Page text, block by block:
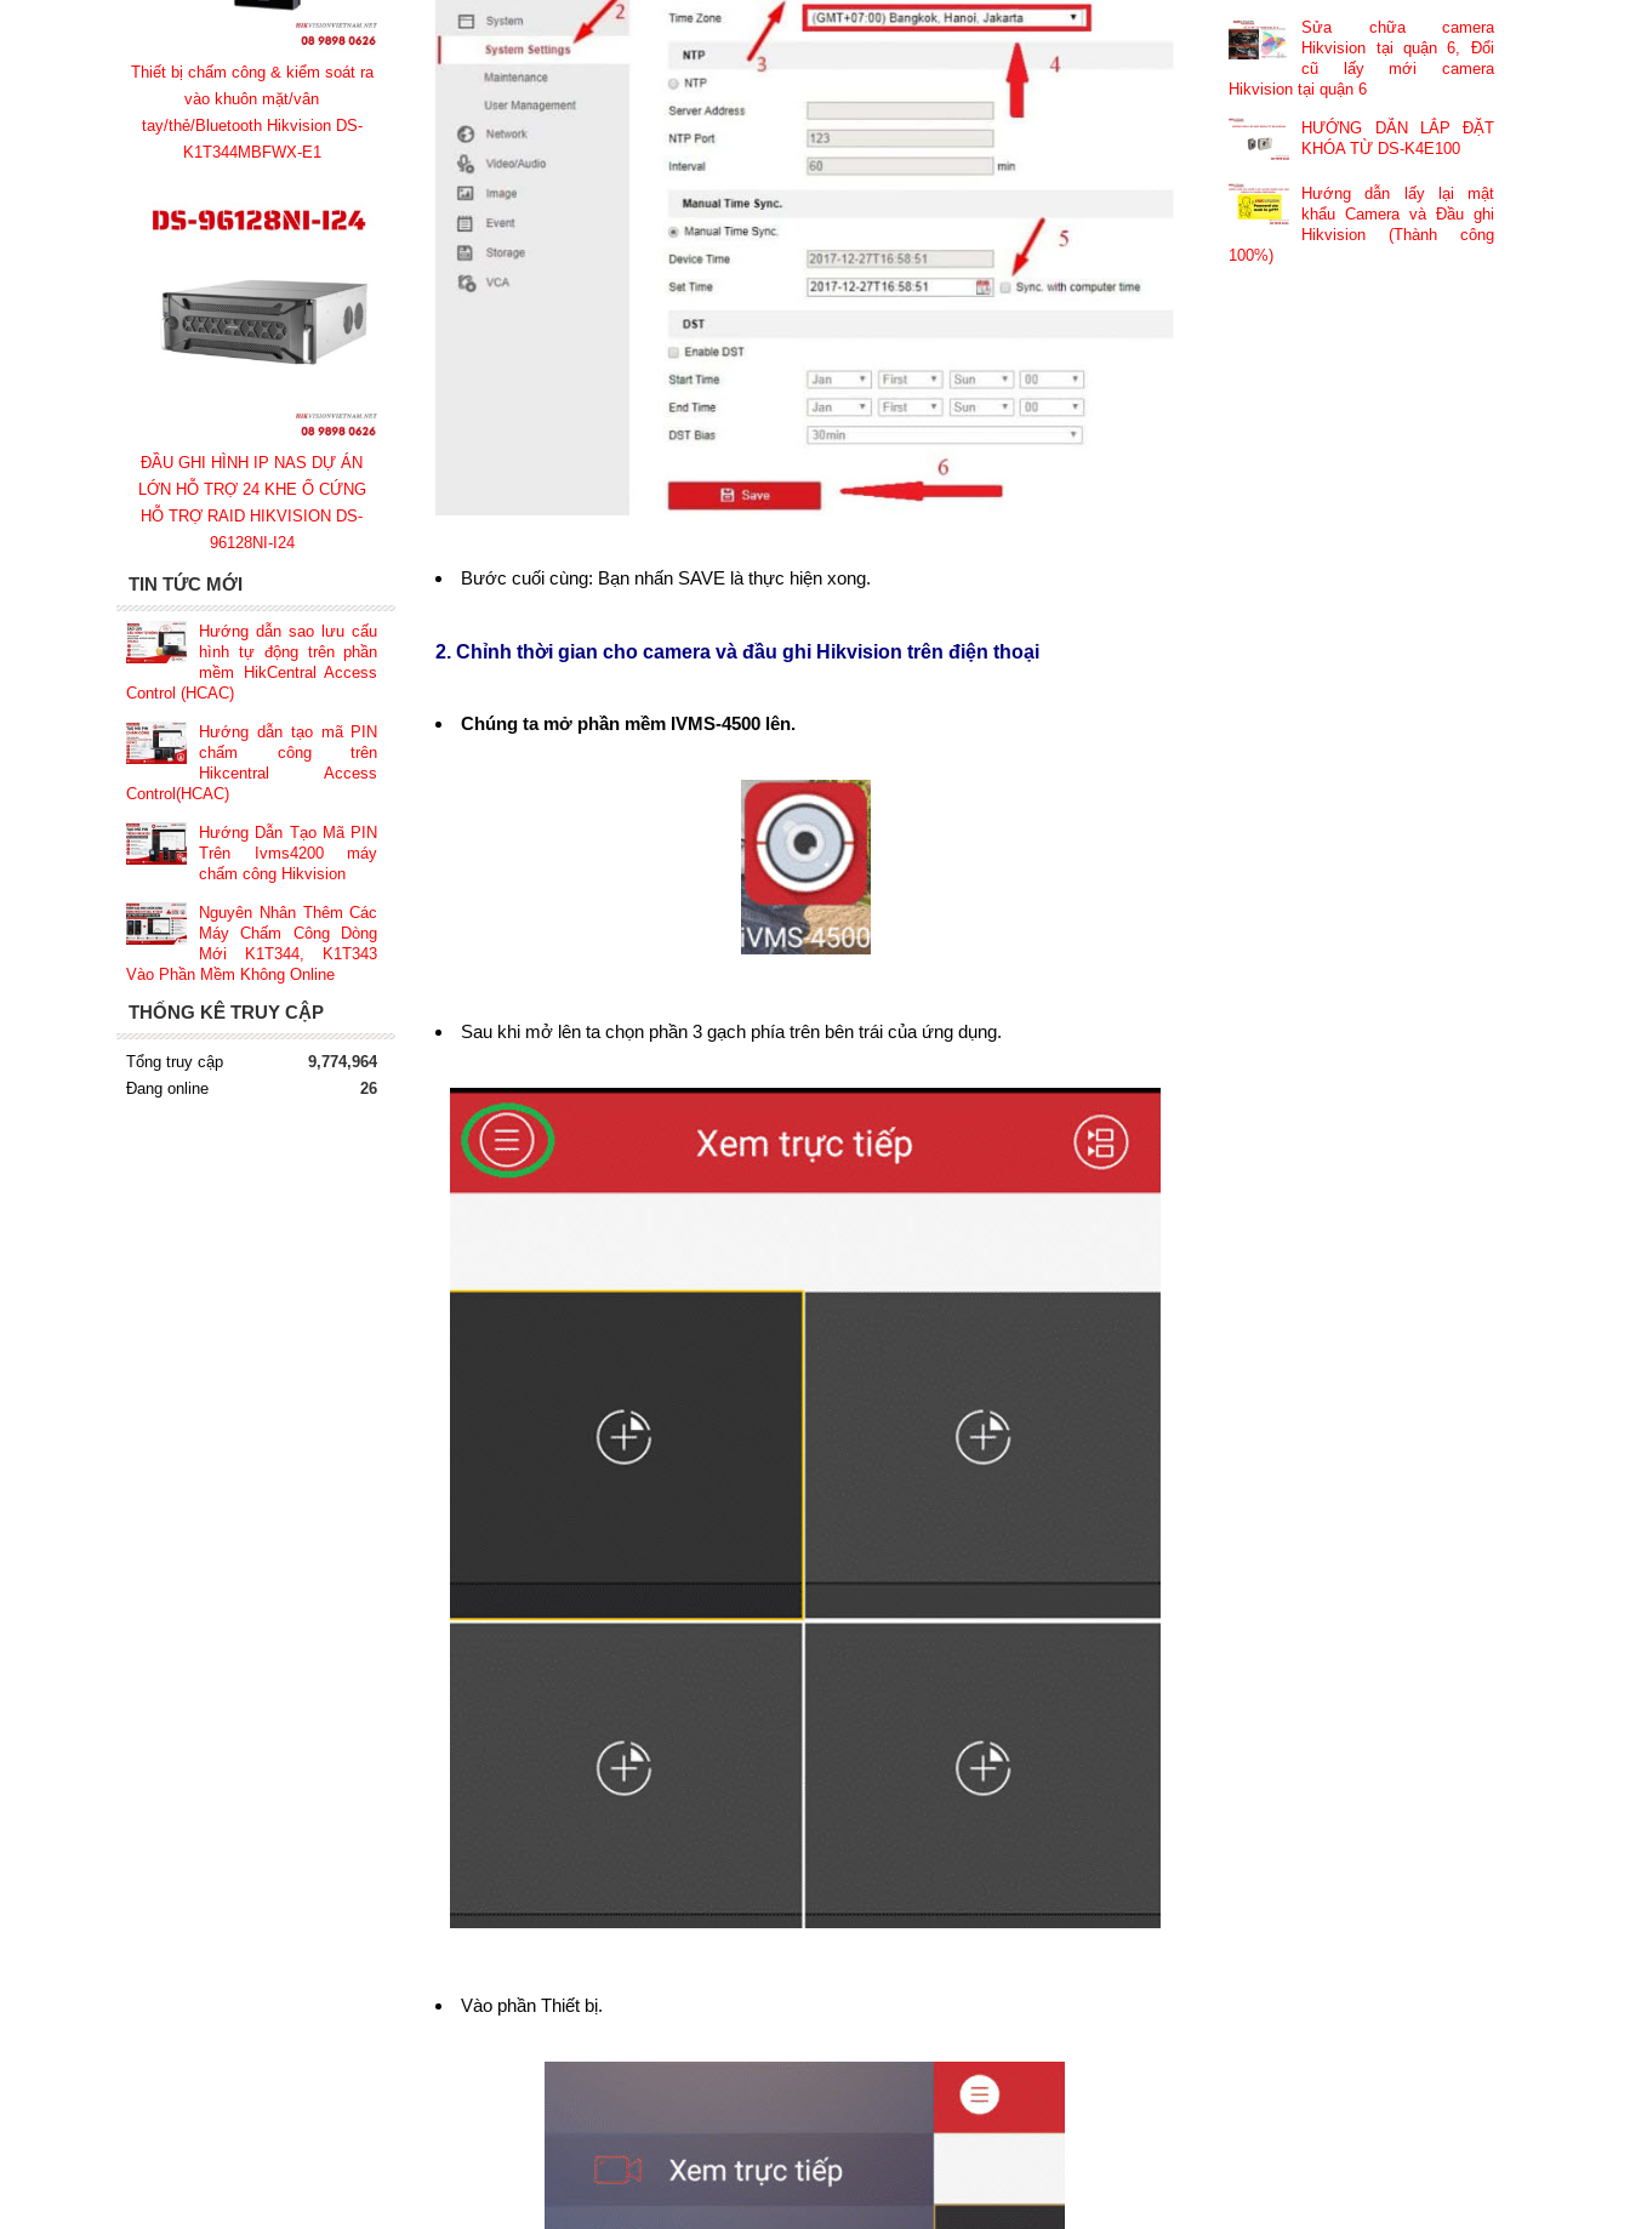
Bước cuối cùng: Bạn nhấn SAVE là thực hiện xong.
2. Chỉnh thời gian cho camera và đầu ghi Hikvision trên điện thoại
Chúng ta mở phần mềm IVMS-4500 lên.
Sau khi mở lên ta chọn phần 3 gạch phía trên bên trái của ứng dụng.
Vào phần Thiết bị.
Sửa chữa camera
Hikvision tại quận 6, Đổi
cũ lấy mới camera
Hikvision tại quận 6
HƯỚNG DẪN LẮP ĐẶT
KHÓA TỪ DS-K4E100
Hướng dẫn lấy lại mật
khẩu Camera và Đầu ghi
Hikvision (Thành công
100%)
Thiết bị chấm công & kiểm soát ra
vào khuôn mặt/vân
tay/thẻ/Bluetooth Hikvision DS-
K1T344MBFWX-E1
ĐẦU GHI HÌNH IP NAS DỰ ÁN
LỚN HỖ TRỢ 24 KHE Ổ CỨNG
HỖ TRỢ RAID HIKVISION DS-
96128NI-I24
TIN TỨC MỚI
Hướng dẫn sao lưu cấu
hình tự động trên phần
mềm HikCentral Access
Control (HCAC)
Hướng dẫn tạo mã PIN
chấm công trên
Hikcentral Access
Control(HCAC)
Hướng Dẫn Tạo Mã PIN
Trên Ivms4200 máy
chấm công Hikvision
Nguyên Nhân Thêm Các
Máy Chấm Công Dòng
Mới K1T344, K1T343
Vào Phần Mềm Không Online
THỐNG KÊ TRUY CẬP
Tổng truy cập
9,774,964
Đang online
26